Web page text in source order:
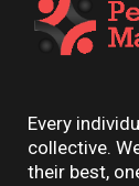
Every
collective.
their best,